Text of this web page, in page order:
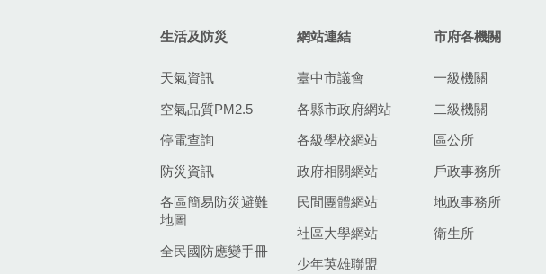
生活及防災
天氣資訊
空氣品質PM2.5
停電查詢
防災資訊
各區簡易防災避難
地圖
全民國防應變手冊
網站連結
臺中市議會
各縣市政府網站
各級學校網站
政府相關網站
民間團體網站
社區大學網站
少年英雄聯盟
市府各機關
一級機關
二級機關
區公所
戶政事務所
地政事務所
衛生所